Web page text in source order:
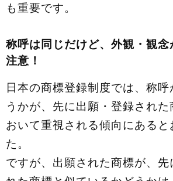
も重要です。
称呼は同じだけど、外観・観念
注意！
日本の商標登録制度では、称
うかが、先に出願・登録され
おいて重視される傾向にあると
た。
ですが、出願された商標が、先